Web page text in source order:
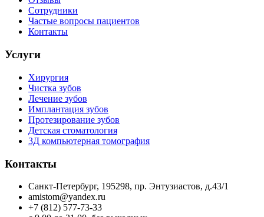
Сотрудники
Частые вопросы пациентов
Контакты
Услуги
Хирургия
Чистка зубов
Лечение зубов
Имплантация зубов
Протезирование зубов
Детская стоматология
3Д компьютерная томография
Контакты
Санкт-Петербург, 195298, пр. Энтузиастов, д.43/1
amistom@yandex.ru
+7 (812) 577-73-33